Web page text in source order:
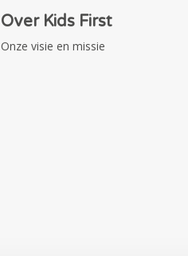
Over Kids First
Onze visie en missie